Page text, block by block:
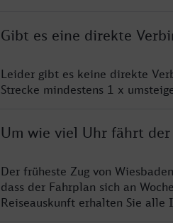
Gibt es eine direkte
Leider gibt es keine direkte
Strecke mindestens 1 x
Um wie viel Uhr fährt der
Der früheste Zug von
dass der Fahrplan sich an
Reiseauskunft erhalten Sie